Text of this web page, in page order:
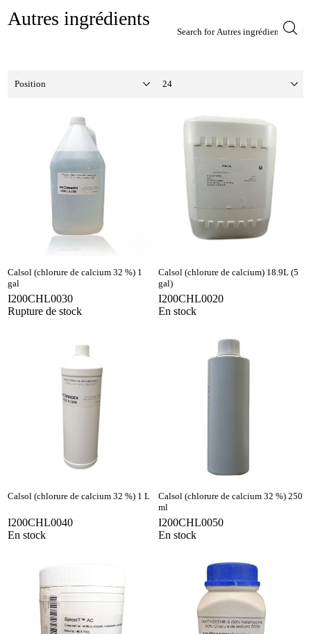
Autres ingrédients
Calsol (chlorure de calcium 32 %) 1
gal
I200CHL0030
Rupture de stock
Calsol (chlorure de calcium) 18.9L (5
gal)
I200CHL0020
En stock
Calsol (chlorure de calcium 32 %) 1 L
I200CHL0040
En stock
Calsol (chlorure de calcium 32 %) 250
ml
I200CHL0050
En stock